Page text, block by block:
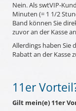
Nein. Als swtVIP-
Minuten (= 1 1/2
Band können Sie
zuvor an der Kasse
Allerdings haben Sie
Rabatt an der Kasse
11er
Gilt mein(e) 11er